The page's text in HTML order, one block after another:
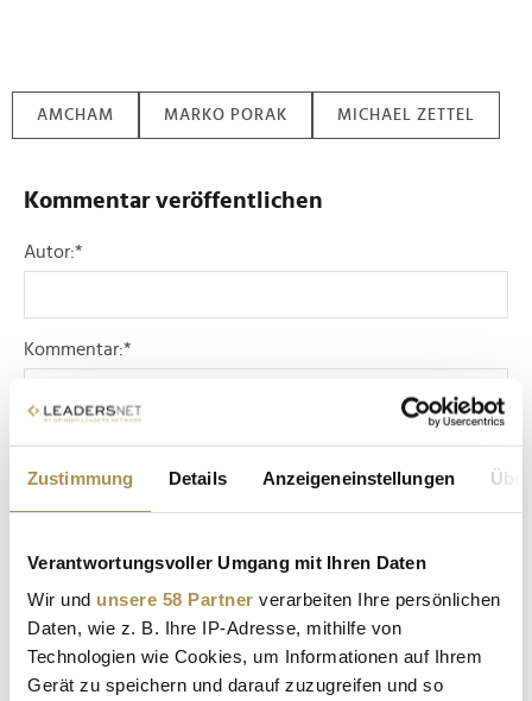
Zustimmung Details Anzeigeneinstellungen
Verantwortungsvoller Umgang mit Ihren Daten
Wir und unsere 58 Partner verarbeiten Ihre persönlichen
Daten, wie z. B. Ihre IP-Adresse, mithilfe von
Technologien wie Cookies, um Informationen auf Ihrem
Gerät zu speichern und darauf zuzugreifen und so
AMCHAM MARKO PORAK MICHAEL ZETTEL
Kommentar veröffentlichen
Autor:*
Kommentar:*
Sicherheitscode bestätigen: